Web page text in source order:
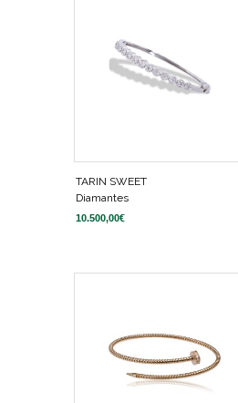
TARIN SWEET
Diamantes
10.500,00€